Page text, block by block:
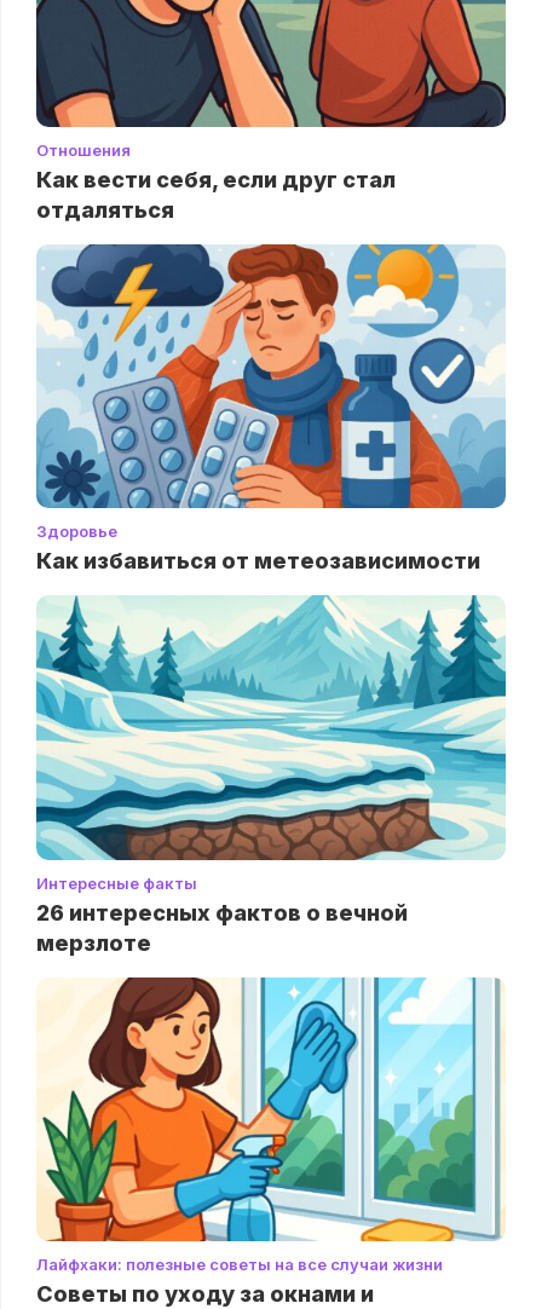
Отношения
Как вести себя, если друг стал
отдаляться
Здоровье
Как избавиться от метеозависимости
Интересные факты
26 интересных фактов о вечной
мерзлоте
Лайфхаки: полезные советы на все случаи жизни
Советы по уходу за окнами и